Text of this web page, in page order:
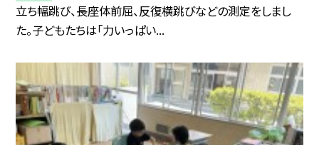
立ち幅跳び、長座体前屈、反復横跳びなどの測定をしまし
た。子どもたちは「力いっぱい...